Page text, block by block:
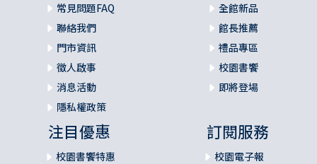
常見問題FAQ
聯絡我們
門市資訊
徵人啟事
消息活動
隱私權政策
全館新品
館長推薦
禮品專區
校園書饗
即將登場
注目優惠
校園書饗特惠
訂閱服務
校園電子報